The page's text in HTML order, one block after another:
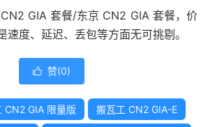
GIA 套餐/东京 CN2 GIA 套餐，价
速度、延迟、丢包等方面无可挑剔。
 赞(0)
CN2 GIA 限量版 搬瓦工 CN2 GIA-E